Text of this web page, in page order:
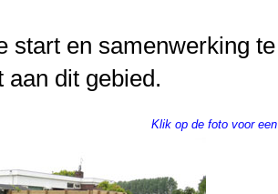
start en samenwerking
aan dit gebied.
Klik op de foto voor